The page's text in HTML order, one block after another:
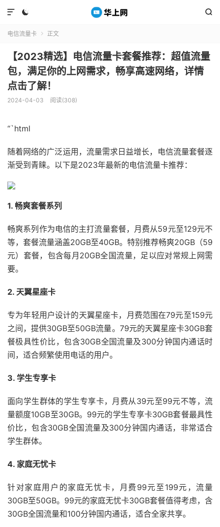
 

电信流量卡  正文
【2023精选】电信流量卡套餐推荐：超值流量
包，满足你的上网需求，畅享高速网络，详情
点击了解！
2024-04-03 阅读(308)
“`html
随着网络的广泛运用，流量需求日益增长，电信流量套餐逐
渐受到青睐。以下是2023年最新的电信流量卡推荐：
1. 畅爽套餐系列
畅爽系列作为电信的主打流量套餐，月费从59元至129元不
等，套餐流量涵盖20GB至40GB。特别推荐畅爽20GB（59
元）套餐，包含每月20GB全国流量，足以应对常规上网需
要。
2. 天翼星座卡
专为年轻用户设计的天翼星座卡，月费范围在79元至159元
之间，提供30GB至50GB流量。79元的天翼星座卡30GB套
餐极具性价比，包含30GB全国流量及300分钟国内通话时
间，适合频繁使用电话的用户。
3. 学生专享卡
面向学生群体的学生专享卡，月费从39元至99元不等，流
量额度10GB至30GB。99元的学生专享卡30GB套餐最具性
价比，包含30GB全国流量及300分钟国内通话，非常适合
学生群体。
4. 家庭无忧卡
针对家庭用户的家庭无忧卡，月费99元至199元，流量
30GB至50GB。99元的家庭无忧卡30GB套餐值得考虑，含
30GB全国流量和100分钟国内通话，适合全家共享。